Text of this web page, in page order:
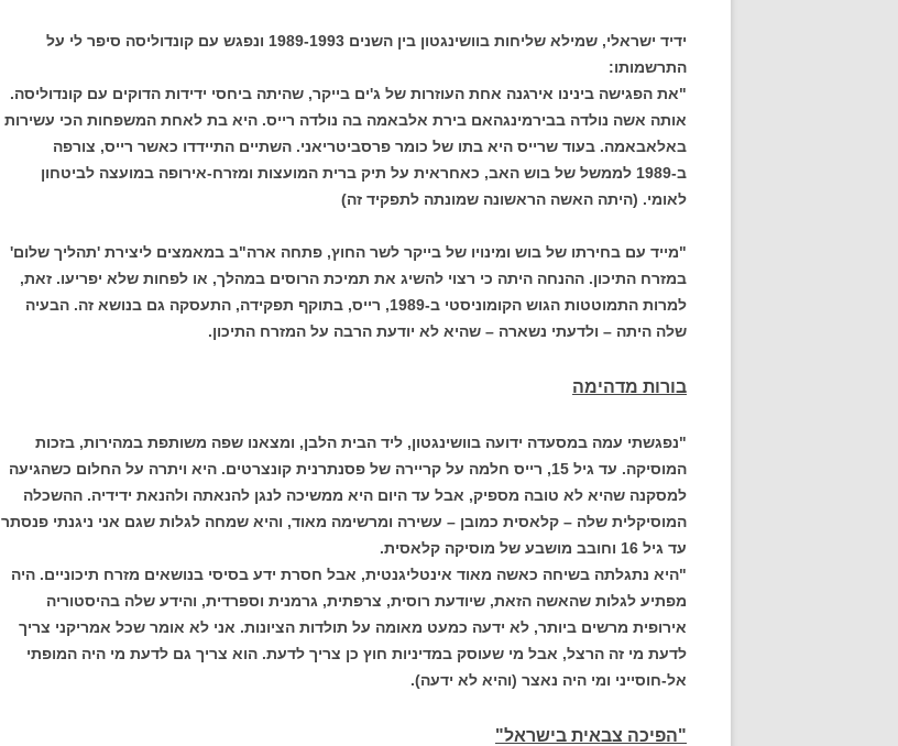
ידיד ישראלי, שמילא שליחות בוושינגטון בין השנים 1989-1993 ונפגש עם קונדוליסה סיפר לי על
התרשמותו:
"את הפגישה בינינו אירגנה אחת העוזרות של ג'ים בייקר, שהיתה ביחסי ידידות הדוקים עם קונדוליסה.
אותה אשה נולדה בבירמינגהאם בירת אלבאמה בה נולדה רייס. היא בת לאחת המשפחות הכי עשירות
באלאבאמה. בעוד שרייס היא בתו של כומר פרסביטריאני. השתיים התיידדו כאשר רייס, צורפה
ב-1989 לממשל של בוש האב, כאחראית על תיק ברית המועצות ומזרח-אירופה במועצה לביטחון
לאומי. (היתה האשה הראשונה שמונתה לתפקיד זה)
"מייד עם בחירתו של בוש ומינויו של בייקר לשר החוץ, פתחה ארה"ב במאמצים ליצירת 'תהליך שלום'
במזרח התיכון. ההנחה היתה כי רצוי להשיג את תמיכת הרוסים במהלך, או לפחות שלא יפריעו. זאת,
למרות התמוטטות הגוש הקומוניסטי ב-1989, רייס, בתוקף תפקידה, התעסקה גם בנושא זה. הבעיה
שלה היתה – ולדעתי נשארה – שהיא לא יודעת הרבה על המזרח התיכון.
בורות מדהימה
"נפגשתי עמה במסעדה ידועה בוושינגטון, ליד הבית הלבן, ומצאנו שפה משותפת במהירות, בזכות
המוסיקה. עד גיל 15, רייס חלמה על קריירה של פסנתרנית קונצרטים. היא ויתרה על החלום כשהגיעה
למסקנה שהיא לא טובה מספיק, אבל עד היום היא ממשיכה לנגן להנאתה ולהנאת ידידיה. ההשכלה
המוסיקלית שלה – קלאסית כמובן – עשירה ומרשימה מאוד, והיא שמחה לגלות שגם אני ניגנתי פנסתר
עד גיל 16 וחובב מושבע של מוסיקה קלאסית.
"היא נתגלתה בשיחה כאשה מאוד אינטליגנטית, אבל חסרת ידע בסיסי בנושאים מזרח תיכוניים. היה
מפתיע לגלות שהאשה הזאת, שיודעת רוסית, צרפתית, גרמנית וספרדית, והידע שלה בהיסטוריה
אירופית מרשים ביותר, לא ידעה כמעט מאומה על תולדות הציונות. אני לא אומר שכל אמריקני צריך
לדעת מי זה הרצל, אבל מי שעוסק במדיניות חוץ כן צריך לדעת. הוא צריך גם לדעת מי היה המופתי
אל-חוסייני ומי היה נאצר (והיא לא ידעה).
"הפיכה צבאית בישראל"